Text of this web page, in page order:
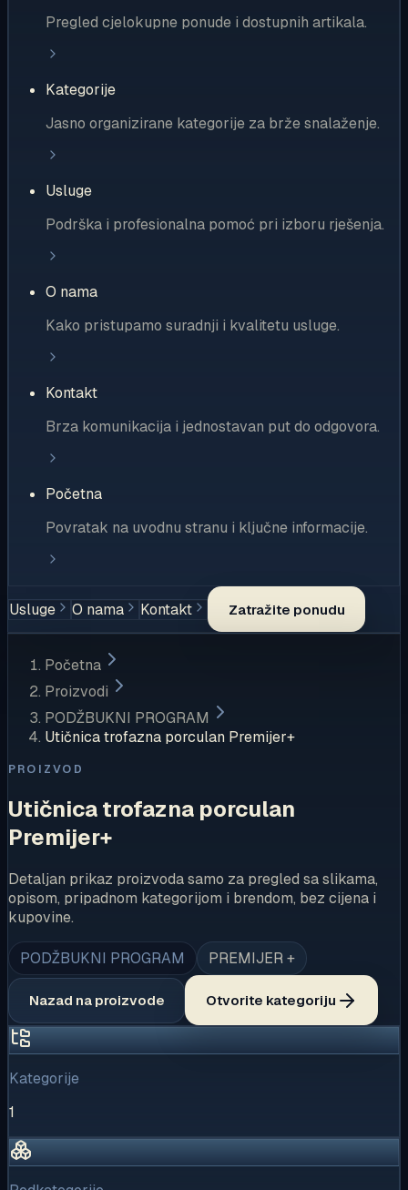
Pregled cjelokupne ponude i dostupnih artikala.
Kategorije
Jasno organizirane kategorije za brže snalaženje.
Usluge
Podrška i profesionalna pomoć pri izboru rješenja.
O nama
Kako pristupamo suradnji i kvalitetu usluge.
Kontakt
Brza komunikacija i jednostavan put do odgovora.
Početna
Povratak na uvodnu stranu i ključne informacije.
Usluge O nama Kontakt Zatražite ponudu
Početna
Proizvodi
PODŽBUKNI PROGRAM
Utičnica trofazna porculan Premijer+
PROIZVOD
Utičnica trofazna porculan
Premijer+
Detaljan prikaz proizvoda samo za pregled sa slikama,
opisom, pripadnom kategorijom i brendom, bez cijena i
kupovine.
PODŽBUKNI PROGRAM PREMIJER +
Nazad na proizvode Otvorite kategoriju
Kategorije
1